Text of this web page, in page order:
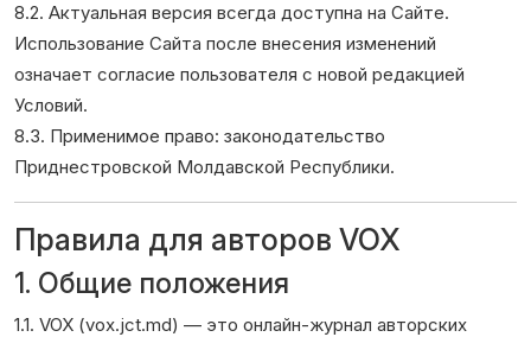
8.2. Актуальная версия всегда доступна на Сайте.
Использование Сайта после внесения изменений
означает согласие пользователя с новой редакцией
Условий.
8.3. Применимое право: законодательство
Приднестровской Молдавской Республики.
Правила для авторов VOX
1. Общие положения
1.1. VOX (vox.jct.md) — это онлайн-журнал авторских